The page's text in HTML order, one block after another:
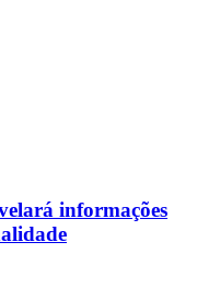
informações